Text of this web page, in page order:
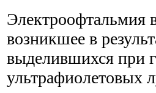
Электроофтальмия
возникшее в
выделившихся при
ультрафиолетовых